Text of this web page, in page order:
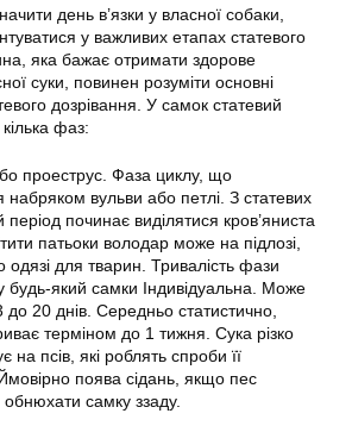
день в’язки у власної собаки,
у важливих етапах статевого
яка бажає отримати здорове
суки, повинен розуміти основні
дозрівання. У самок статевий
фаз:
проеструс. Фаза циклу, що
набряком вульви або петлі. З статевих
період починає виділятися кров’яниста
патьоки володар може на підлозі,
одязі для тварин. Тривалість фази
будь-який самки Індивідуальна. Може
до 20 днів. Середньо статистично,
терміном до 1 тижня. Сука різко
на псів, які роблять спроби її
поява сідань, якщо пес
самку ззаду.